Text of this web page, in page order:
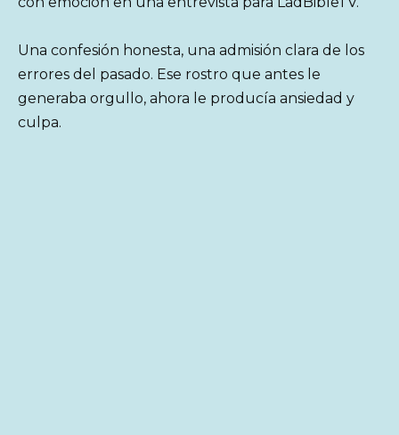
Una confesión honesta, una admisión clara de los
errores del pasado. Ese rostro que antes le
generaba orgullo, ahora le producía ansiedad y
culpa.